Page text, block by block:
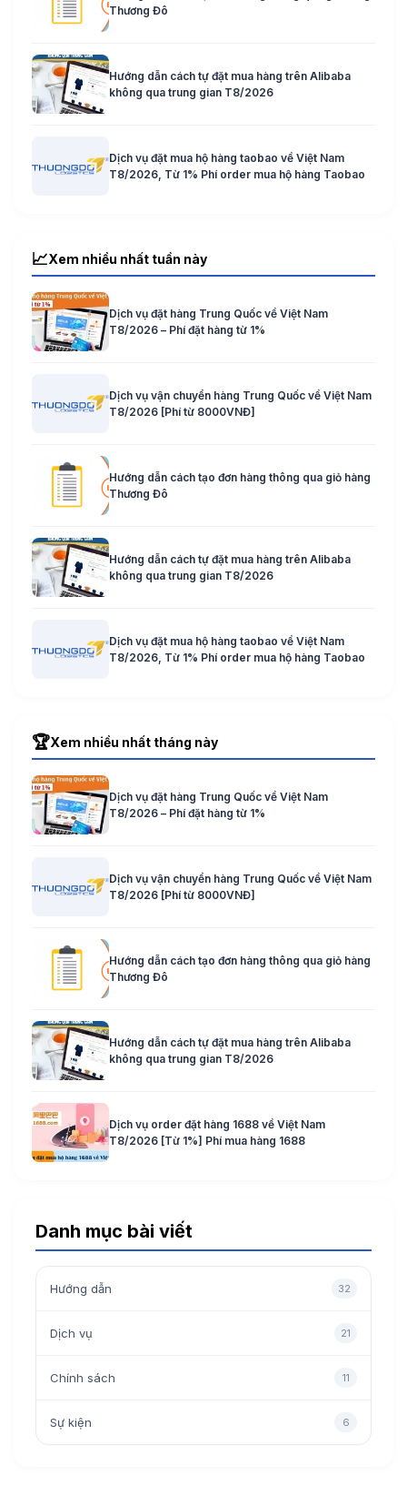
Thương Đô
Hướng dẫn cách tự đặt mua hàng trên Alibaba
không qua trung gian T8/2026
Dịch vụ đặt mua hộ hàng taobao về Việt Nam
T8/2026, Từ 1% Phí order mua hộ hàng Taobao
📈Xem nhiều nhất tuần này
Dịch vụ đặt hàng Trung Quốc về Việt Nam
T8/2026 – Phí đặt hàng từ 1%
Dịch vụ vận chuyển hàng Trung Quốc về Việt Nam
T8/2026 [Phí từ 8000VNĐ]
Hướng dẫn cách tạo đơn hàng thông qua giỏ hàng
Thương Đô
Hướng dẫn cách tự đặt mua hàng trên Alibaba
không qua trung gian T8/2026
Dịch vụ đặt mua hộ hàng taobao về Việt Nam
T8/2026, Từ 1% Phí order mua hộ hàng Taobao
🏆Xem nhiều nhất tháng này
Dịch vụ đặt hàng Trung Quốc về Việt Nam
T8/2026 – Phí đặt hàng từ 1%
Dịch vụ vận chuyển hàng Trung Quốc về Việt Nam
T8/2026 [Phí từ 8000VNĐ]
Hướng dẫn cách tạo đơn hàng thông qua giỏ hàng
Thương Đô
Hướng dẫn cách tự đặt mua hàng trên Alibaba
không qua trung gian T8/2026
Dịch vụ order đặt hàng 1688 về Việt Nam
T8/2026 [Từ 1%] Phí mua hàng 1688
Danh mục bài viết
Hướng dẫn 32
Dịch vụ 21
Chính sách 11
Sự kiện 6